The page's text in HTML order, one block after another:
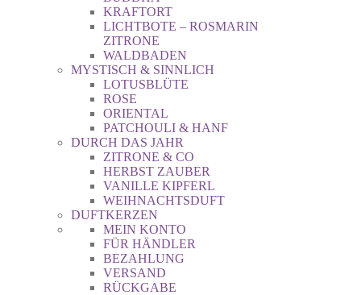
KRAFTORT
LICHTBOTE – ROSMARIN
ZITRONE
WALDBADEN
MYSTISCH & SINNLICH
LOTUSBLÜTE
ROSE
ORIENTAL
PATCHOULI & HANF
DURCH DAS JAHR
ZITRONE & CO
HERBST ZAUBER
VANILLE KIPFERL
WEIHNACHTSDUFT
DUFTKERZEN
MEIN KONTO
FÜR HÄNDLER
BEZAHLUNG
VERSAND
RÜCKGABE